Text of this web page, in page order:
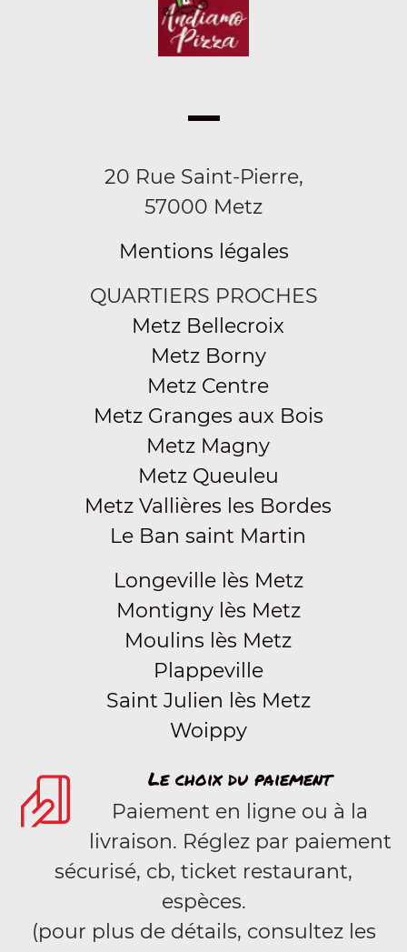
20 Rue Saint-Pierre,
57000 Metz
Mentions légales
QUARTIERS PROCHES
Metz Bellecroix
Metz Borny
Metz Centre
Metz Granges aux Bois
Metz Magny
Metz Queuleu
Metz Vallières les Bordes
Le Ban saint Martin
Longeville lès Metz
Montigny lès Metz
Moulins lès Metz
Plappeville
Saint Julien lès Metz
Woippy
Le choix du paiement
Paiement en ligne ou à la
livraison. Réglez par paiement
sécurisé, cb, ticket restaurant,
espèces.
(pour plus de détails, consultez les